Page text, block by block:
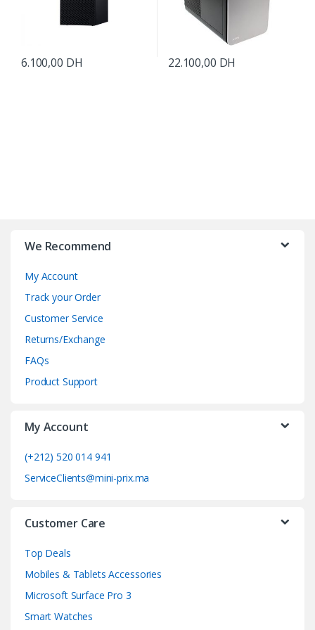
6.100,00 DH 22.100,00 DH
We Recommend
My Account
Track your Order
Customer Service
Returns/Exchange
FAQs
Product Support
My Account
(+212) 520 014 941
ServiceClients@mini-prix.ma
Customer Care
Top Deals
Mobiles & Tablets Accessories
Microsoft Surface Pro 3
Smart Watches